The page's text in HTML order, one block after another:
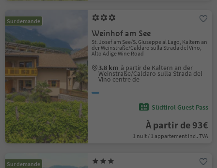
Sur demande
Weinhof am See
St. Josef am See/S. Giuseppe al Lago, Kaltern an
der Weinstraße/Caldaro sulla Strada del Vino,
Alto Adige Wine Road
3.8 km à partir de Kaltern an der
Weinstraße/Caldaro sulla Strada del
Vino centre de
Südtirol Guest Pass
À partir de 93€
1 nuit / 1 appartement incl. TVA
Sur demande